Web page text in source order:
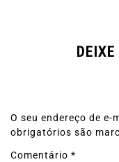
O seu endereço de
obrigatórios são
Comentário *